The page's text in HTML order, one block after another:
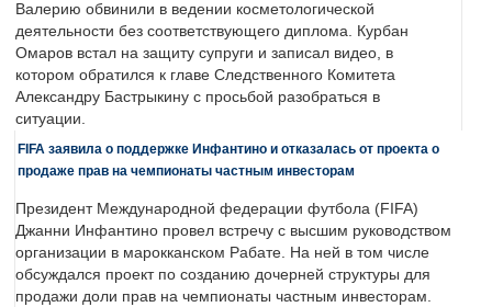
Валерию обвинили в ведении косметологической
деятельности без соответствующего диплома. Курбан
Омаров встал на защиту супруги и записал видео, в
котором обратился к главе Следственного Комитета
Александру Бастрыкину с просьбой разобраться в
ситуации.
FIFA заявила о поддержке Инфантино и отказалась от проекта о
продаже прав на чемпионаты частным инвесторам
Президент Международной федерации футбола (FIFA)
Джанни Инфантино провел встречу с высшим руководством
организации в марокканском Рабате. На ней в том числе
обсуждался проект по созданию дочерней структуры для
продажи доли прав на чемпионаты частным инвесторам.